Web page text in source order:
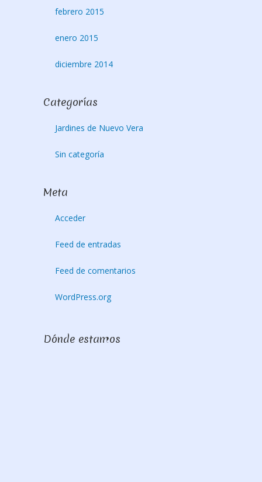
febrero 2015
enero 2015
diciembre 2014
Categorías
Jardines de Nuevo Vera
Sin categoría
Meta
Acceder
Feed de entradas
Feed de comentarios
WordPress.org
Dónde estamos